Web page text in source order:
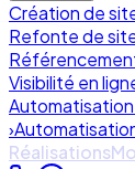
Création de
Refonte de
Visibilité en
Automatisation
›
Réalisations